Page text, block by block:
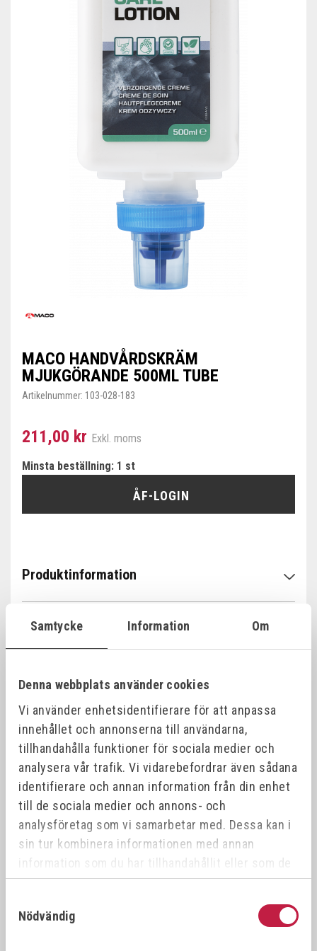
Samtycke Information Om
Denna webbplats använder cookies
Vi använder enhetsidentifierare för att anpassa
innehållet och annonserna till användarna,
tillhandahålla funktioner för sociala medier och
analysera vår trafik. Vi vidarebefordrar även sådana
identifierare och annan information från din enhet
till de sociala medier och annons- och
analysföretag som vi samarbetar med. Dessa kan i
sin tur kombinera informationen med annan
information som du har tillhandahållit eller som de
har samlat in när du har använt deras tjänster.
Nödvändig
MACO HANDVÅRDSKRÄM
MJUKGÖRANDE 500ML TUBE
Artikelnummer: 103-028-183
211,00 kr Exkl. moms
Minsta beställning: 1 st
ÅF-LOGIN
Produktinformation
Specifikationer
Kombineras med